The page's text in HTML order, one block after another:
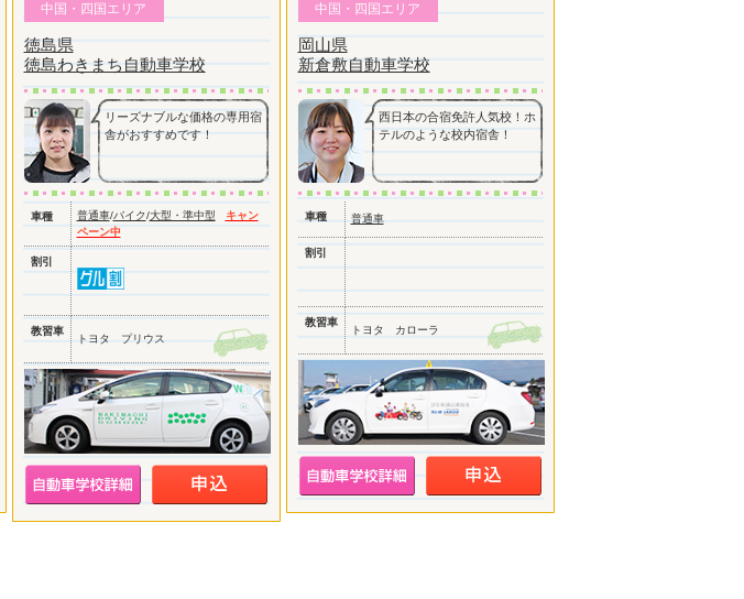
中国・四国エリア
徳島県
徳島わきまち自動車学校
リーズナブルな価格の専用宿
舎がおすすめです！
車種 普通車/バイク/大型・準中型
キャン
ペーン中
割引
教習車
トヨタ プリウス
中国・四国エリア
岡山県
新倉敷自動車学校
西日本の合宿免許人気校！ホ
テルのような校内宿舎！
車種 普通車
割引
教習車
トヨタ カローラ